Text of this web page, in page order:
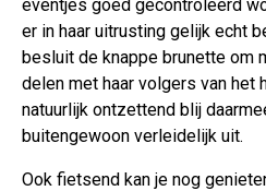
eventjes goed gecontroleerd
er in haar uitrusting gelijk echt
besluit de knappe brunette om
delen met haar volgers van het
natuurlijk ontzettend blij
buitengewoon verleidelijk uit.
Ook fietsend kan je nog